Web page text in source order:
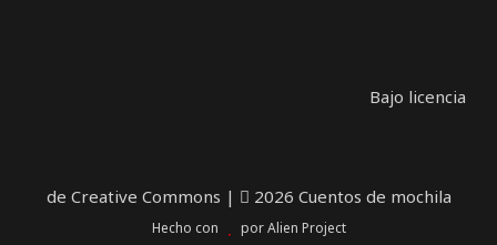
Bajo licencia
de Creative Commons | 2026 Cuentos de mochila
Hecho con porAlien Project